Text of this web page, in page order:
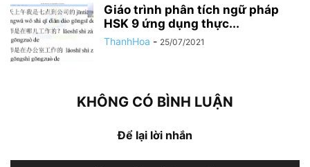
Giáo trình phân tích ngữ pháp
HSK 9 ứng dụng thực...
ThanhHoa - 25/07/2021
KHÔNG CÓ BÌNH LUẬN
Để lại lời nhắn